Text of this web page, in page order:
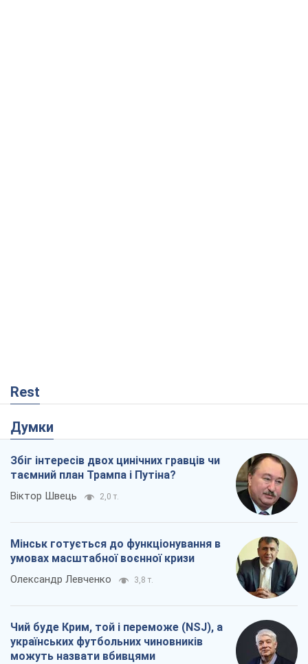
Rest
Думки
Збіг інтересів двох цинічних гравців чи
таємний план Трампа і Путіна?
Віктор Швець 2,0 т.
Мінськ готується до функціонування в
умовах масштабної воєнної кризи
Олександр Левченко 3,8 т.
Чий буде Крим, той і переможе (NSJ), а
українських футбольних чиновників
можуть назвати вбивцями